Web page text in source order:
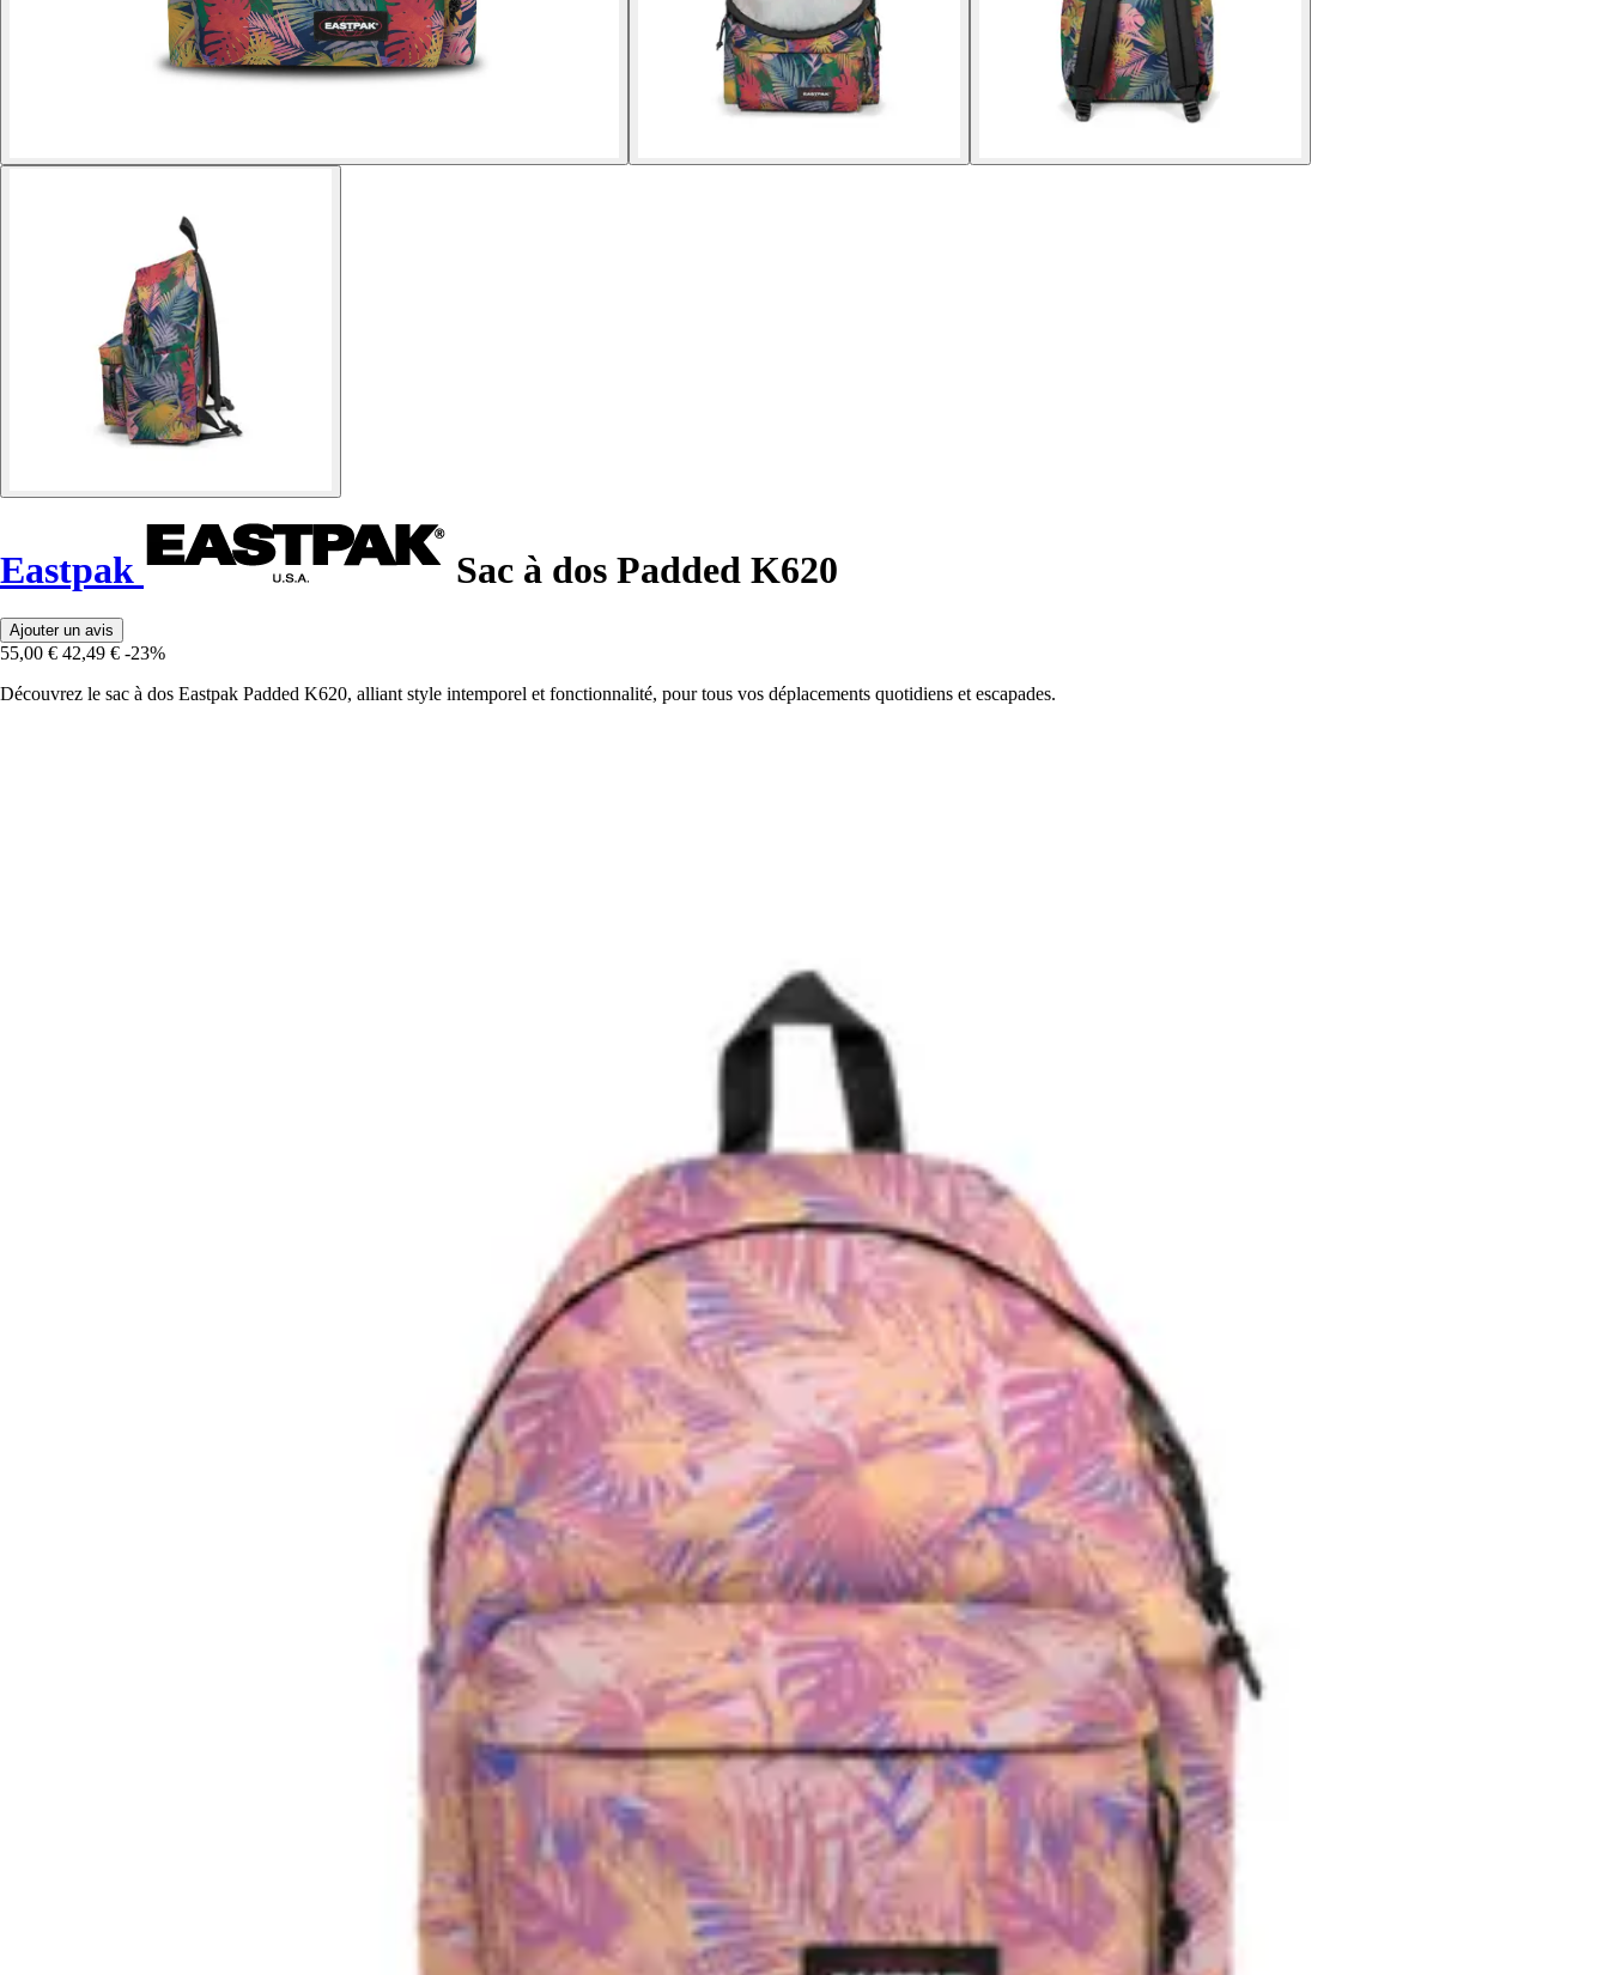
Eastpak Sac à dos Padded K620
Ajouter un avis
55,00 € 42,49 € -23%
Découvrez le sac à dos Eastpak Padded K620, alliant style intemporel et fonctionnalité, pour tous vos déplacements quotidiens et escapades.